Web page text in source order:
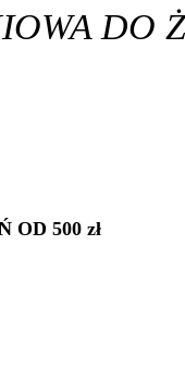
DO
OD 500 zł